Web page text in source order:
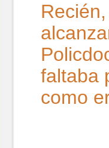
faltaba
como